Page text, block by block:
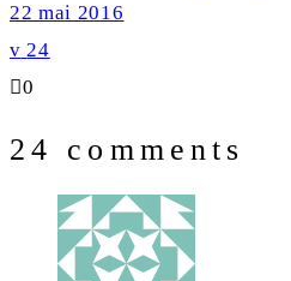
22 mai 2016
24
0
24 comments